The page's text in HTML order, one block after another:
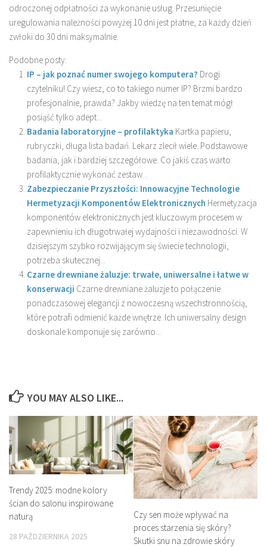
odroczonej odpłatności za wykonanie usług. Przesunięcie
uregulowania należności powyżej 10 dni jest płatne, za każdy dzień
zwłoki do 30 dni maksymalnie.
Podobne posty:
IP – jak poznać numer swojego komputera? Drogi
czytelniku! Czy wiesz, co to takiego numer IP? Brzmi bardzo
profesjonalnie, prawda? Jakby wiedzę na ten temat mógł
posiąść tylko adept...
Badania laboratoryjne – profilaktyka Kartka papieru,
rubryczki, długa lista badań. Lekarz zlecił wiele. Podstawowe
badania, jak i bardziej szczegółowe. Co jakiś czas warto
profilaktycznie wykonać zestaw...
Zabezpieczanie Przyszłości: Innowacyjne Technologie
Hermetyzacji Komponentów Elektronicznych Hermetyzacja
komponentów elektronicznych jest kluczowym procesem w
zapewnieniu ich długotrwałej wydajności i niezawodności. W
dzisiejszym szybko rozwijającym się świecie technologii,
potrzeba skutecznej...
Czarne drewniane żaluzje: trwałe, uniwersalne i łatwe w
konserwacji Czarne drewniane żaluzje to połączenie
ponadczasowej elegancji z nowoczesną wszechstronnością,
które potrafi odmienić każde wnętrze. Ich uniwersalny design
doskonale komponuje się zarówno...
YOU MAY ALSO LIKE...
Trendy 2025: modne kolory
ścian do salonu inspirowane
naturą
28 PAŹDZIERNIKA 2025
Czy sen może wpływać na
proces starzenia się skóry?
Skutki snu na zdrowie skóry